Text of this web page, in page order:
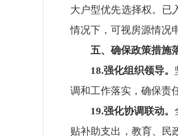
大户型优先选择权。已
情况下，可视房源情况
五、确保政策措施
18.强化组织领导。
调和工作落实，确保责
19.强化协调联动。
贴补助支出，教育、民